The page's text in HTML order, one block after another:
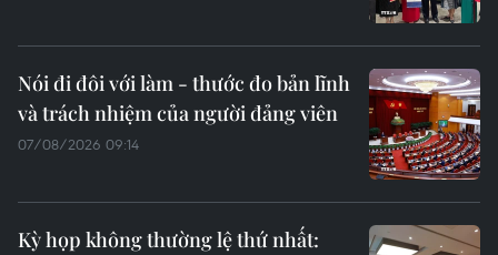
Nói đi đôi với làm - thước đo bản lĩnh
và trách nhiệm của người đảng viên
07/08/2026 09:14
Kỳ họp không thường lệ thứ nhất: